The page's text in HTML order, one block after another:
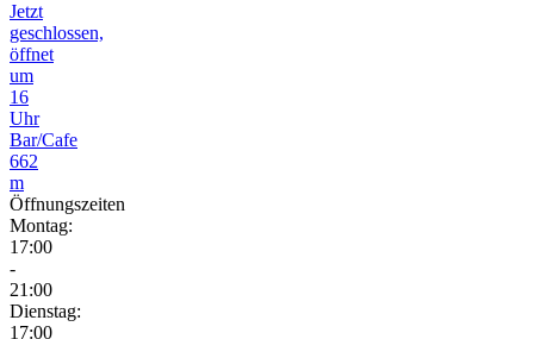
Jetzt
geschlossen,
öffnet
um
16
Uhr
Bar/Cafe
662
m
Öffnungszeiten
Montag:
17:00
-
21:00
Dienstag:
17:00